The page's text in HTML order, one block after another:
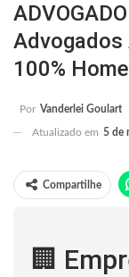
Advogados
100%
Por Vanderlei Goulart
Atualizado em 5 de
Compartilhe
🏢